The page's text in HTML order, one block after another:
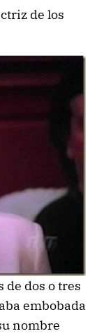
de los
de dos o tres
embobada
nombre